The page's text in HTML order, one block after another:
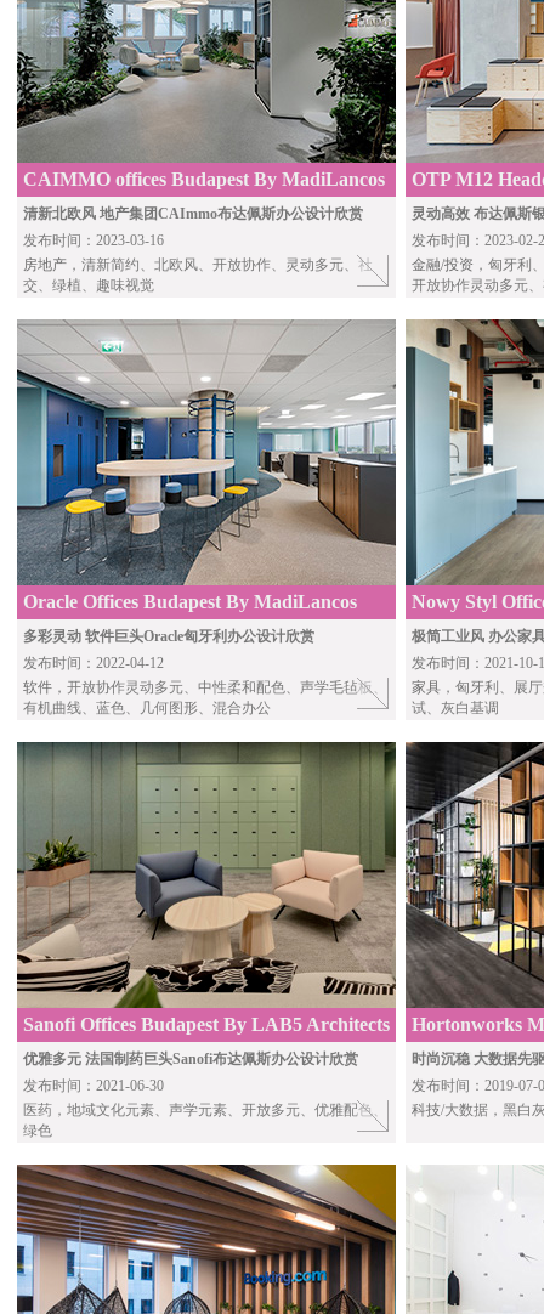
CAIMMO offices Budapest By MadiLancos
Studio
清新北欧风 地产集团CAImmo布达佩斯办公设计欣赏
发布时间：2023-03-16
房地产 ，清新简约、北欧风、开放协作、灵动多元、社
交、绿植、趣味视觉
OTP M12
Lancos Studio
灵动高效 布达佩斯
发布时间：2023-02-
金融/投资 ，匈牙利
开放协作灵动多元
Oracle Offices Budapest By MadiLancos
Studio
多彩灵动 软件巨头Oracle匈牙利办公设计欣赏
发布时间：2022-04-12
软件 ，开放协作灵动多元、中性柔和配色、声学毛毡板、
有机曲线、蓝色、几何图形、混合办公
Nowy Styl
极简工业风 办公家
发布时间：2021-10-
家具 ，匈牙利、展
试、灰白基调
Sanofi Offices Budapest By LAB5 Architects
优雅多元 法国制药巨头Sanofi布达佩斯办公设计欣赏
发布时间：2021-06-30
医药，地域文化元素、声学元素、开放多元、优雅配色、
绿色
Hortonworks
时尚沉稳 大数据先
发布时间：2019-07-
科技/大数据，黑白